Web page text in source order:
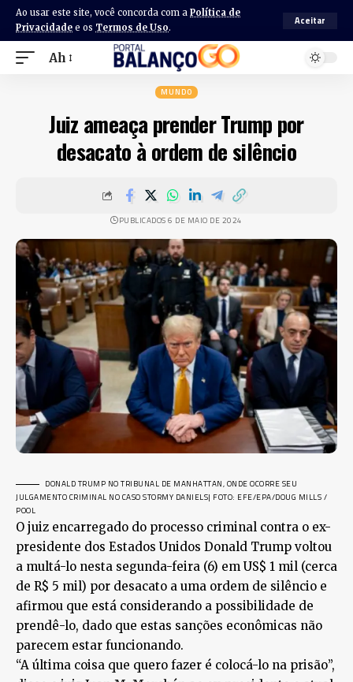
Ao usar este site, você concorda com a Política de
Privacidade e os Termos de Uso.
Aceitar
Ah
MUNDO
Juiz ameaça prender Trump por
desacato à ordem de silêncio
PUBLICADOS 6 DE MAIO DE 2024
DONALD TRUMP NO TRIBUNAL DE MANHATTAN, ONDE OCORRE SEU
JULGAMENTO CRIMINAL NO CASO STORMY DANIELS| FOTO: EFE/EPA/DOUG MILLS /
POOL
O juiz encarregado do processo criminal contra o ex-
presidente dos Estados Unidos Donald Trump voltou
a multá-lo nesta segunda-feira (6) em US$ 1 mil (cerca
de R$ 5 mil) por desacato a uma ordem de silêncio e
afirmou que está considerando a possibilidade de
prendê-lo, dado que estas sanções econômicas não
parecem estar funcionando.
“A última coisa que quero fazer é colocá-lo na prisão”,